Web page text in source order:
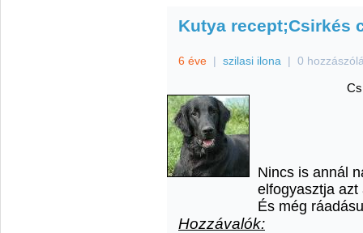
Kutya recept;Csirkés
6 éve | szilasi ilona | 0
Nincs is annál
elfogyasztja
És még
Hozzávalók: